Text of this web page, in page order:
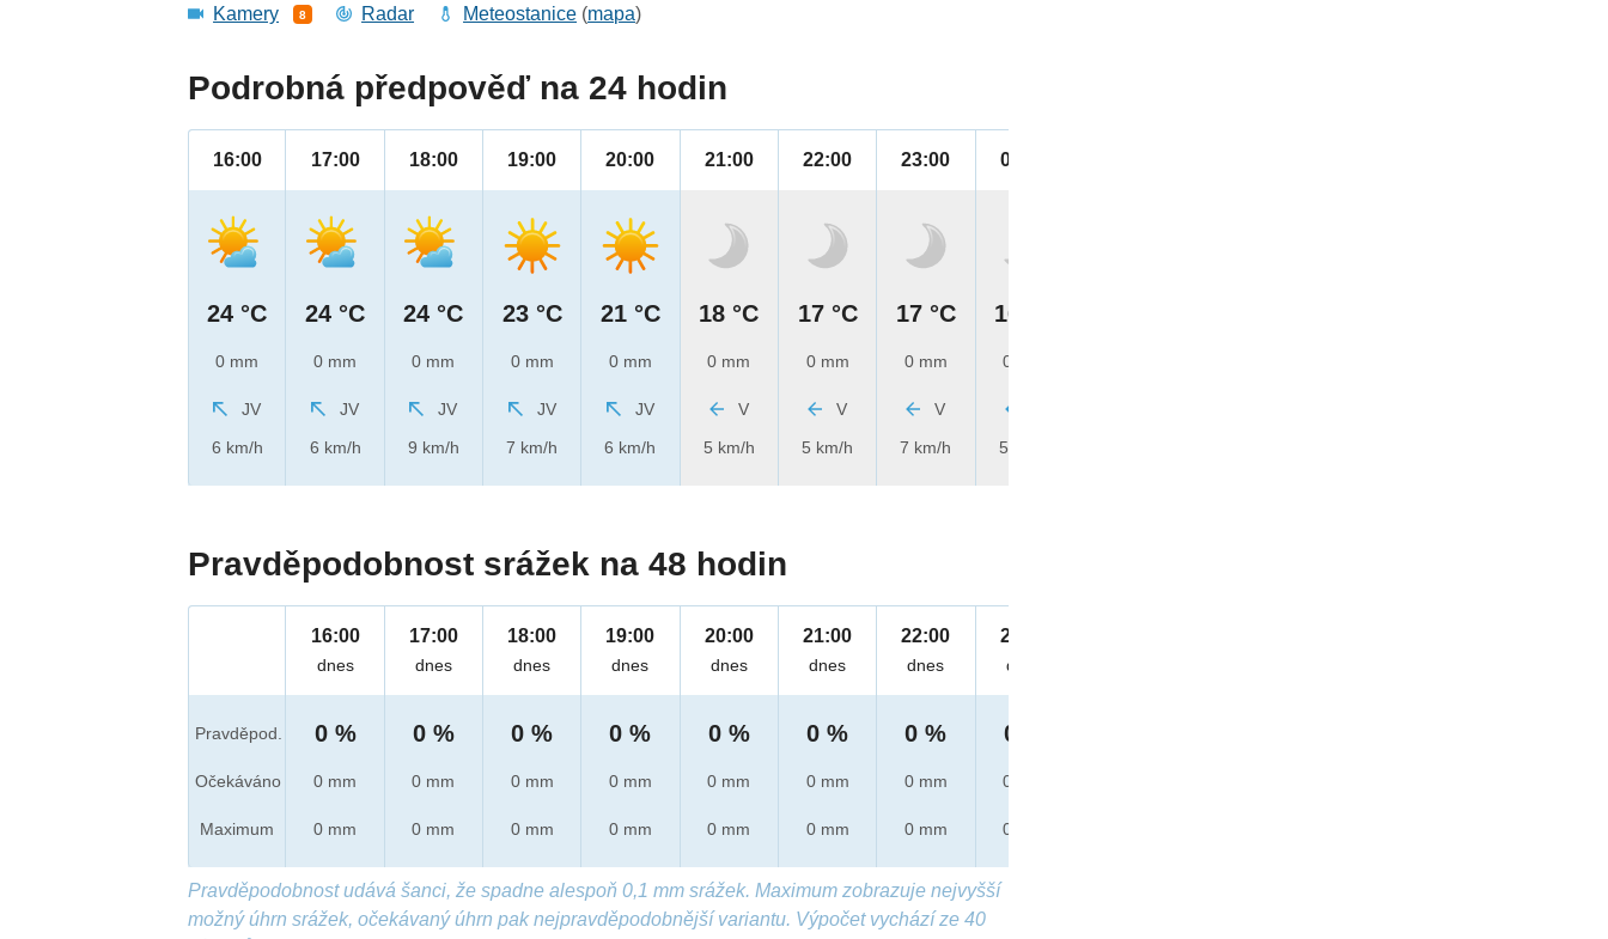
Kamery 8 Radar Meteostanice (mapa)
Podrobná předpověď na 24 hodin
16:00
24 °C
0 mm
JV
6 km/h
17:00
24 °C
0 mm
JV
6 km/h
18:00
24 °C
0 mm
JV
9 km/h
19:00
23 °C
0 mm
JV
7 km/h
20:00
21 °C
0 mm
JV
6 km/h
21:00
18 °C
0 mm
V
5 km/h
22:00
17 °C
0 mm
V
5 km/h
23:00
17 °C
0 mm
V
7 km/h
00:00
16 °C
0 mm
5 km/h
Pravděpodobnost srážek na 48 hodin
Pravděpod.
Očekáváno
Maximum
16:00
dnes
0 %
0 mm
0 mm
17:00
dnes
0 %
0 mm
0 mm
18:00
dnes
0 %
0 mm
0 mm
19:00
dnes
0 %
0 mm
0 mm
20:00
dnes
0 %
0 mm
0 mm
21:00
dnes
0 %
0 mm
0 mm
22:00
dnes
0 %
0 mm
0 mm
23:00
dnes
0 %
0 mm
0 mm
Pravděpodobnost udává šanci, že spadne alespoň 0,1 mm srážek. Maximum zobrazuje nejvyšší
možný úhrn srážek, očekávaný úhrn pak nejpravděpodobnější variantu. Výpočet vychází ze 40